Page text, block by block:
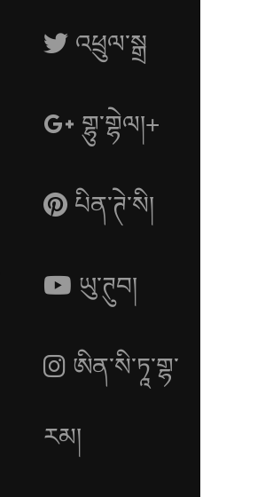
འཕྲུལ་སྒྲ
གྷུ་གྷེལ།+
པིན་ཊེ་སི།
ཡུ་ཊུབ།
ཨིན་སི་ཏཱ་གྷ་
རམ།